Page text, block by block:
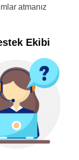
atmanız
Ekibi